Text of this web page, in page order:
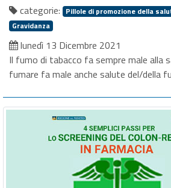
categorie: Pillole di promozione della
Gravidanza
lunedì 13 Dicembre 2021
Il fumo di tabacco fa sempre male alla
fumare fa male anche salute del/della